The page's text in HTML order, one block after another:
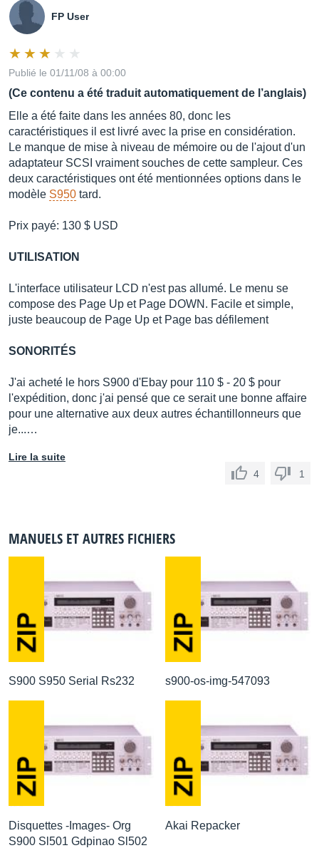
FP User
Publié le 01/11/08 à 00:00
(Ce contenu a été traduit automatiquement de l’anglais)
Elle a été faite dans les années 80, donc les
caractéristiques il est livré avec la prise en considération.
Le manque de mise à niveau de mémoire ou de l'ajout d'un
adaptateur SCSI vraiment souches de cette sampleur. Ces
deux caractéristiques ont été mentionnées options dans le
modèle S950 tard.
Prix ​​payé: 130 $ USD
UTILISATION
L'interface utilisateur LCD n'est pas allumé. Le menu se
compose des Page Up et Page DOWN. Facile et simple,
juste beaucoup de Page Up et Page bas défilement
SONORITÉS
J'ai acheté le hors S900 d'Ebay pour 110 $ - 20 $ pour
l'expédition, donc j'ai pensé que ce serait une bonne affaire
pour une alternative aux deux autres échantillonneurs que
je...…
Lire la suite
4
1
MANUELS ET AUTRES FICHIERS
S900 S950 Serial Rs232 s900-os-img-547093
Disquettes -Images- Org
S900 Sl501 Gdpinao Sl502
Akai Repacker